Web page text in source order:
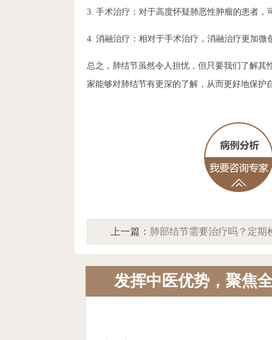
3. 手术治疗：对于高度怀疑肺恶性肿瘤的患者，
4. 消融治疗：相对于手术治疗，消融治疗更加微
总之，肺结节虽然令人担忧，但只要我们了解
家能够对肺结节有更深的了解，从而更好地保护
上一篇： 肺部结节需要治疗吗？定期
发挥中医优势，聚焦